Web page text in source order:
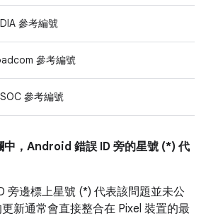
參考編號
參考編號
參考編號
中，Android 錯誤 ID 旁的星號 (*) 代
旁邊標上星號 (*) 代表該問題並未公
新通常會直接整合在 Pixel 裝置的最